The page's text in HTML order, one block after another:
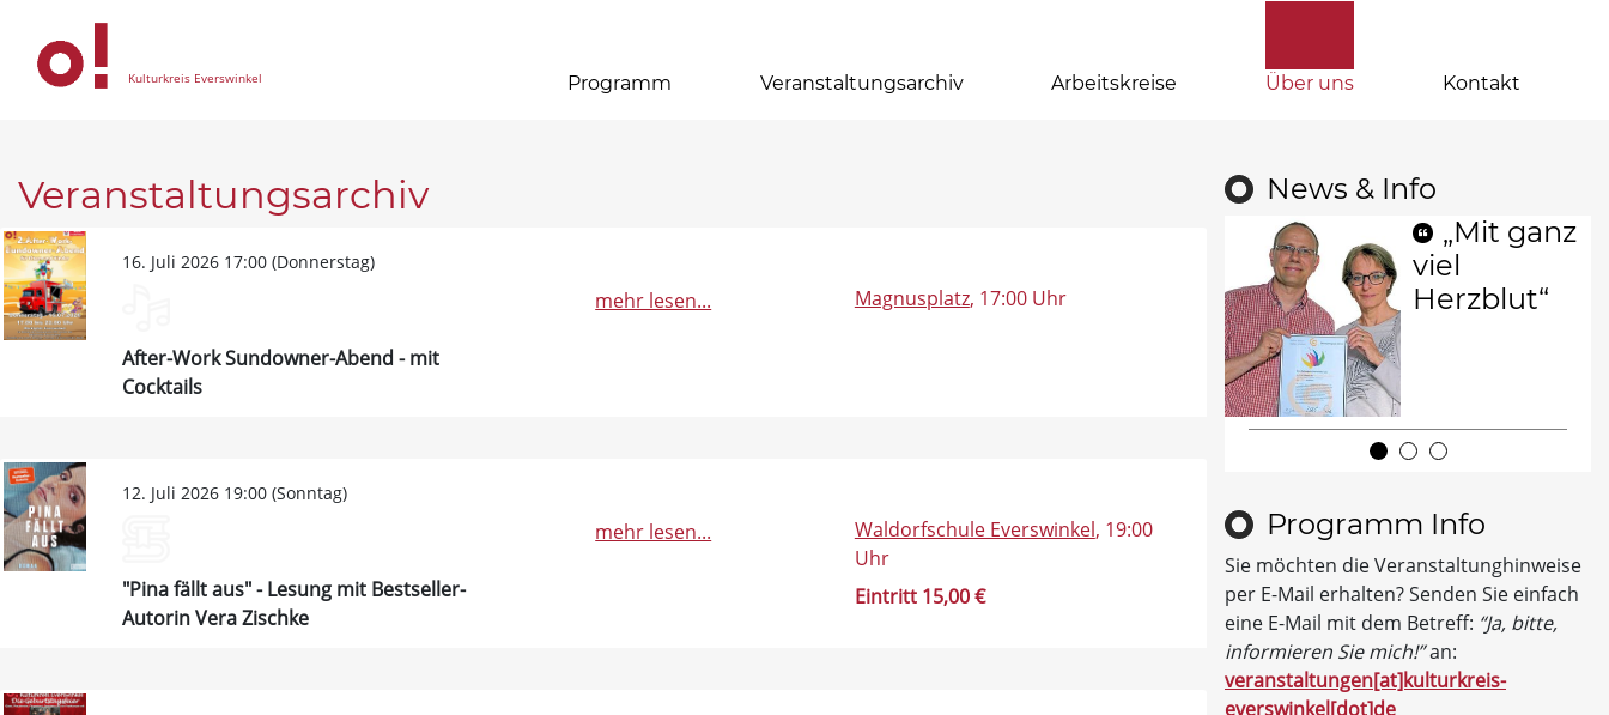
Kulturkreis Everswinkel Programm Veranstaltungsarchiv Arbeitskreise Über uns Kontakt
Veranstaltungsarchiv
16. Juli 2026 17:00 (Donnerstag)
After-Work Sundowner-Abend - mit
Cocktails
mehr lesen... Magnusplatz, 17:00 Uhr
12. Juli 2026 19:00 (Sonntag)
"Pina fällt aus" - Lesung mit Bestseller-
Autorin Vera Zischke
mehr lesen... Waldorfschule Everswinkel, 19:00
Uhr
Eintritt 15,00 €
News & Info
„Mit ganz
viel
Herzblut“
Programm Info
Sie möchten die Veranstaltunghinweise
per E-Mail erhalten? Senden Sie einfach
eine E-Mail mit dem Betreff: “Ja, bitte,
informieren Sie mich!”an:
veranstaltungen[at]kulturkreis-
everswinkel[dot]de